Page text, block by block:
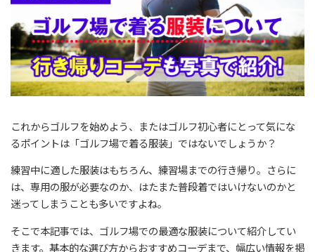
これからゴルフを始めよう、またはゴルフ初心者にとって気にな
るポイントは「ゴルフ場で着る服装」ではないでしょうか？
練習中に適した服装はもちろん、練習場までの行き帰り。さらに
は、専用の服が必要なのか、はたまた普段着ではいけないのかと
迷ってしまうことも多いですよね。
そこで本記事では、ゴルフ場での最適な服装について紹介してい
きます。基本的な選び方からおすすめコーデまで、幅広い情報を掲